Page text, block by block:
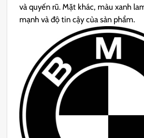
và quyến rũ. Mặt khác, màu xanh
mạnh và độ tin cậy của sản phẩm.